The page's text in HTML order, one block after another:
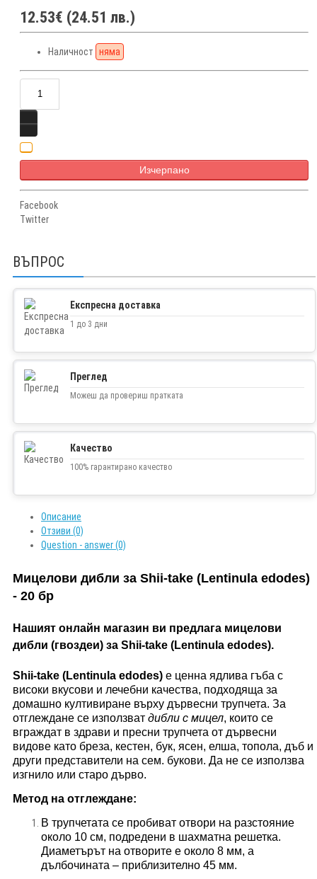
12.53€ (24.51 лв.)
Наличност няма
Изчерпано
Facebook
Twitter
ВЪПРОС
Експресна доставка
1 до 3 дни
Преглед
Можеш да провериш пратката
Качество
100% гарантирано качество
Описание
Отзиви (0)
Question - answer (0)
Мицелови дибли за Shii-take (Lentinula edodes)
- 20 бр
Нашият онлайн магазин ви предлага мицелови
дибли (гвоздеи) за Shii-take (Lentinula edodes).
Shii-take (Lentinula edodes) е ценна ядлива гъба с
високи вкусови и лечебни качества, подходяща за
домашно култивиране върху дървесни трупчета. За
отглеждане се използват дибли с мицел, които се
вграждат в здрави и пресни трупчета от дървесни
видове като бреза, кестен, бук, ясен, елша, топола, дъб и
други представители на сем. букови. Да не се използва
изгнило или старо дърво.
Метод на отглеждане:
В трупчетата се пробиват отвори на разстояние
около 10 см, подредени в шахматна решетка.
Диаметърът на отворите е около 8 мм, а
дълбочината – приблизително 45 мм.